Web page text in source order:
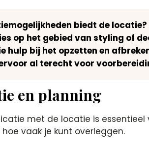
biedt de locatie?
op het gebied van styling of
hulp bij het opzetten en
al terecht voor
en planning
met de locatie is
vaak je kunt overleggen.​